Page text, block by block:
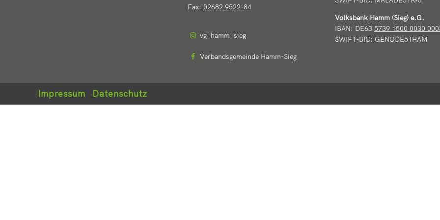
Fax: 02682 9522-84
vg_hamm_sieg
Verbandsgemeinde Hamm-Sieg
Volksbank Hamm (Sieg) e.G.
IBAN: DE63 5739 1500 0030
SWIFT-BIC: GENODE51HAM
Impressum Datenschutz